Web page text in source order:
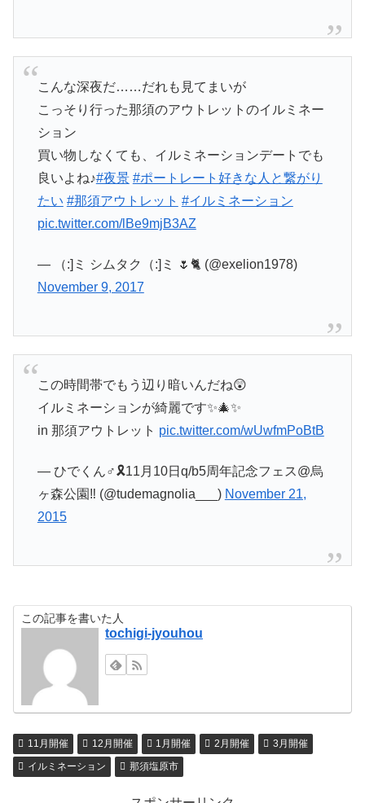
こんな深夜だ……だれも見てまいが
こっそり行った那須のアウトレットのイルミネー
ション
買い物しなくても、イルミネーションデートでも
良いよね♪#夜景 #ポートレート好きな人と繋がり
たい #那須アウトレット #イルミネーション
pic.twitter.com/lBe9mjB3AZ
— （:]ミ シムタク（:]ミ 🌷🐈 (@exelion1978)
November 9, 2017
この時間帯でもう辺り暗いんだね😲
イルミネーションが綺麗です✨🎄✨
in 那須アウトレット pic.twitter.com/wUwfmPoBtB
— ひでくん♂🎗️11月10日q/b5周年記念フェス@烏
ヶ森公園‼️ (@tudemagnolia___) November 21,
2015
この記事を書いた人
tochigi-jyouhou
11月開催 12月開催 1月開催 2月開催
3月開催
イルミネーション
那須塩原市